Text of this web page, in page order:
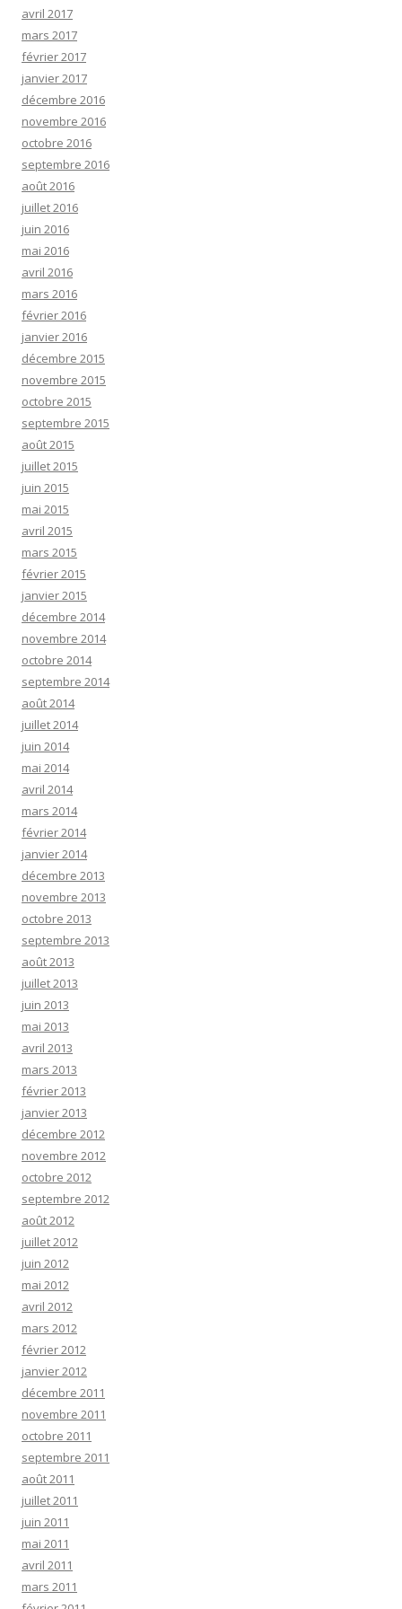
avril 2017
mars 2017
février 2017
janvier 2017
décembre 2016
novembre 2016
octobre 2016
septembre 2016
août 2016
juillet 2016
juin 2016
mai 2016
avril 2016
mars 2016
février 2016
janvier 2016
décembre 2015
novembre 2015
octobre 2015
septembre 2015
août 2015
juillet 2015
juin 2015
mai 2015
avril 2015
mars 2015
février 2015
janvier 2015
décembre 2014
novembre 2014
octobre 2014
septembre 2014
août 2014
juillet 2014
juin 2014
mai 2014
avril 2014
mars 2014
février 2014
janvier 2014
décembre 2013
novembre 2013
octobre 2013
septembre 2013
août 2013
juillet 2013
juin 2013
mai 2013
avril 2013
mars 2013
février 2013
janvier 2013
décembre 2012
novembre 2012
octobre 2012
septembre 2012
août 2012
juillet 2012
juin 2012
mai 2012
avril 2012
mars 2012
février 2012
janvier 2012
décembre 2011
novembre 2011
octobre 2011
septembre 2011
août 2011
juillet 2011
juin 2011
mai 2011
avril 2011
mars 2011